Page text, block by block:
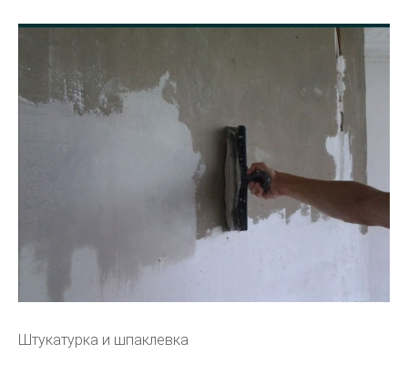
Штукатурка и шпаклевка